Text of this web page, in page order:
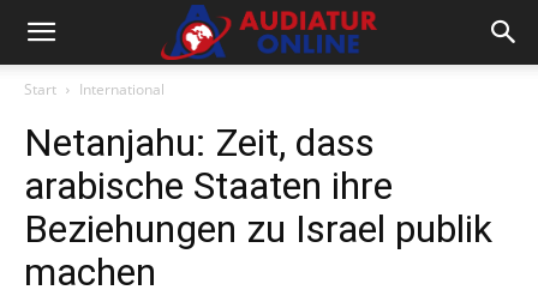
Start International
Netanjahu: Zeit, dass
arabische Staaten ihre
Beziehungen zu Israel publik
machen